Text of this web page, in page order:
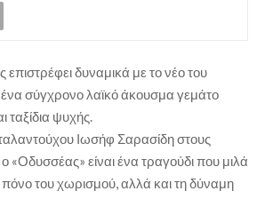
δυναμικά με το νέο του
σύγχρονο λαϊκό άκουσμα γεμάτο
ταξίδια ψυχής.
Ιωσήφ Σαρασίδη στους
ο «Οδυσσέας» είναι ένα τραγούδι που μιλά
πόνο του χωρισμού, αλλά και τη δύναμη